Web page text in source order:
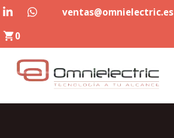
Saltar
contenido
ventas@omnielectric.es
0